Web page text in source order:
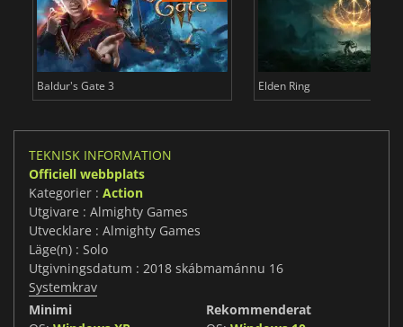
Baldur's Gate 3 Elden Ring
TEKNISK INFORMATION
Officiell webbplats
Kategorier : Action
Utgivare : Almighty Games
Utvecklare : Almighty Games
Läge(n) : Solo
Utgivningsdatum : 2018 skábmamánnu 16
Systemkrav
Minimi
Rekommenderat